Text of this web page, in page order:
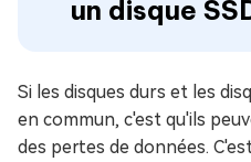
un disque
Si les disques durs et les
en commun, c'est qu'ils
des pertes de données.